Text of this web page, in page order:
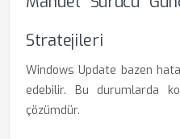
Stratejileri
Windows Update bazen
edebilir. Bu durumlarda
çözümdür.